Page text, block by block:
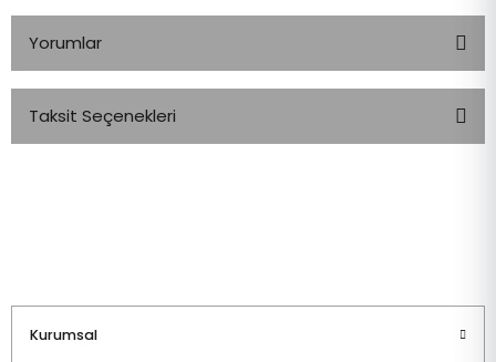
Yorumlar
Taksit Seçenekleri
Kurumsal